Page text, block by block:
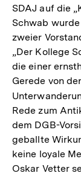
SDAJ auf die
Schwab
zweier
„Der Kollege
die einer
Gerede von
Rede zum
dem DGB-
geballte
keine loyale
Oskar Vetter